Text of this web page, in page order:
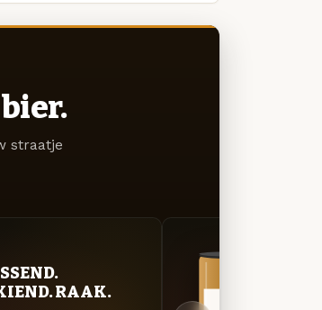
straatje
RAAK.